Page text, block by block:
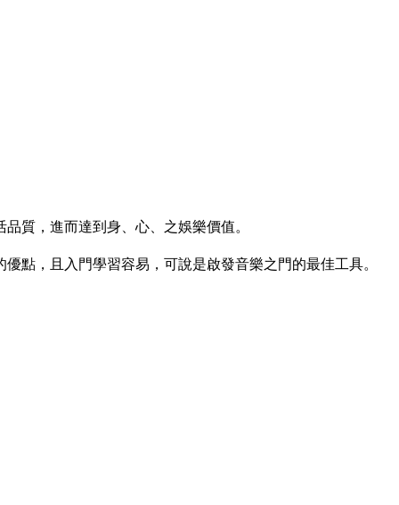
質，進而達到身、心、之娛樂價值。
點，且入門學習容易，可說是啟發音樂之門的最佳工具。